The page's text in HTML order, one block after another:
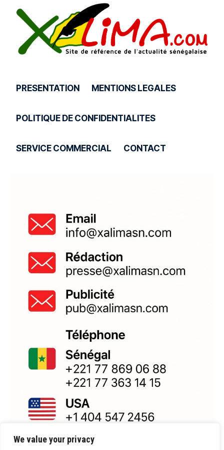
We value your privacy
PRESENTATION MENTIONS LEGALES
POLITIQUE DE CONFIDENTIALITES
SERVICE COMMERCIAL CONTACT